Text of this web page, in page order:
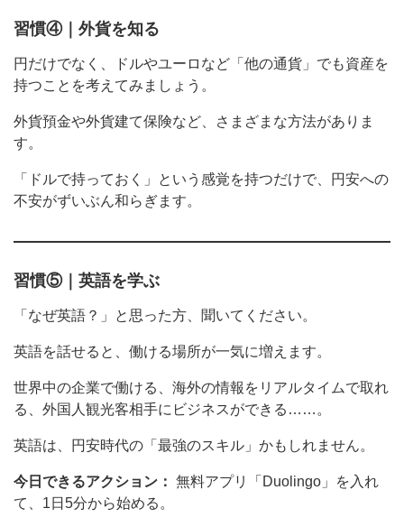
習慣④｜外貨を知る
円だけでなく、ドルやユーロなど「他の通貨」でも資産を
持つことを考えてみましょう。
外貨預金や外貨建て保険など、さまざまな方法がありま
す。
「ドルで持っておく」という感覚を持つだけで、円安への
不安がずいぶん和らぎます。
習慣⑤｜英語を学ぶ
「なぜ英語？」と思った方、聞いてください。
英語を話せると、働ける場所が一気に増えます。
世界中の企業で働ける、海外の情報をリアルタイムで取れ
る、外国人観光客相手にビジネスができる……。
英語は、円安時代の「最強のスキル」かもしれません。
今日できるアクション： 無料アプリ「Duolingo」を入れ
て、1日5分から始める。